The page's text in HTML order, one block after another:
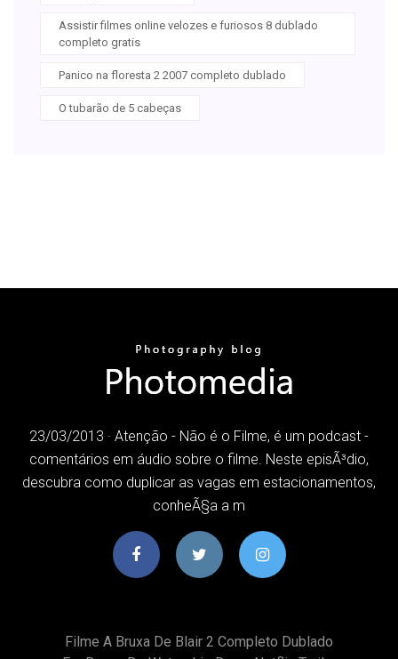
Assistir filmes online velozes e furiosos 8 dublado
completo gratis
Panico na floresta 2 2007 completo dublado
O tubarão de 5 cabeças
23/03/2013 · Atenção - Não é o Filme, é um podcast -
comentários em áudio sobre o filme. Neste episÃ³dio,
descubra como duplicar as vagas em estacionamentos,
conheÃ§a a m
Filme A Bruxa De Blair 2 Completo Dublado